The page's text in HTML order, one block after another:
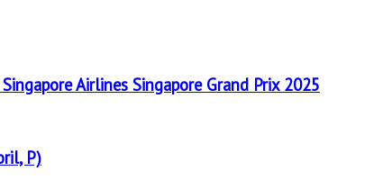
Airlines Singapore Grand Prix 2025
P)